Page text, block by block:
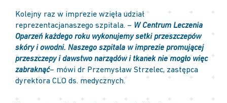
Kolejny raz w imprezie wzięła udział
reprezentacjanaszego szpitala. – W Centrum Leczenia
Oparzeń każdego roku wykonujemy setki przeszczepów
skóry i owodni. Naszego szpitala w imprezie promującej
przeszczepy i dawstwo narządów i tkanek nie mogło więc
zabraknąć– mówi dr Przemysław Strzelec, zastępca
dyrektora CLO ds. medycznych.